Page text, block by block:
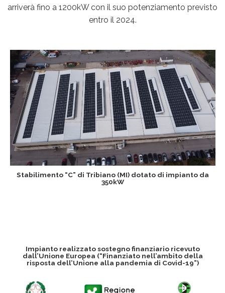
arriverà fino a 1200kW con il suo potenziamento previsto
entro il 2024.
Stabilimento “C” di Tribiano (MI) dotato di impianto da
350kW
Impianto realizzato sostegno finanziario ricevuto
dall’Unione Europea (“Finanziato nell’ambito della
risposta dell’Unione alla pandemia di Covid-19”)